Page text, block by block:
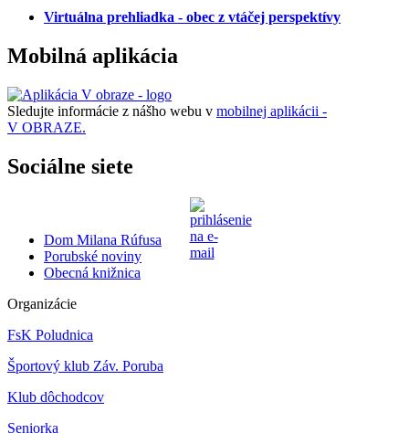
Virtuálna prehliadka - obec z vtáčej perspektívy
Mobilná aplikácia
Sledujte informácie z nášho webu v mobilnej aplikácii -
V OBRAZE.
Sociálne siete
Dom Milana Rúfusa
Porubské noviny
Obecná knižnica
Organizácie
FsK Poludnica
Športový klub Záv. Poruba
Klub dôchodcov
Seniorka